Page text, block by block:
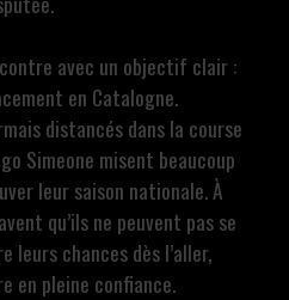
avec un objectif clair :
en Catalogne.
distancés dans la course
Simeone misent beaucoup
leur saison nationale. À
qu’ils ne peuvent pas se
chances dès l’aller,
en pleine confiance.